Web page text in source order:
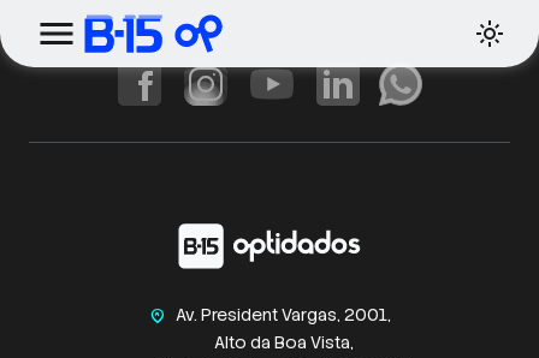
home_pin
Av. President Vargas, 2001,
Alto da Boa Vista,